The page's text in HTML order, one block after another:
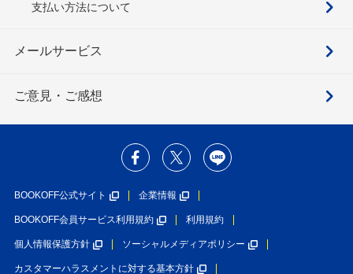
支払い方法について
メールサービス
ご意見・ご感想
BOOKOFF公式サイト 企業情報
BOOKOFF会員サービス利用規約 利用規約
個人情報保護方針 ソーシャルメディアポリシー
カスタマーハラスメントに対する基本方針